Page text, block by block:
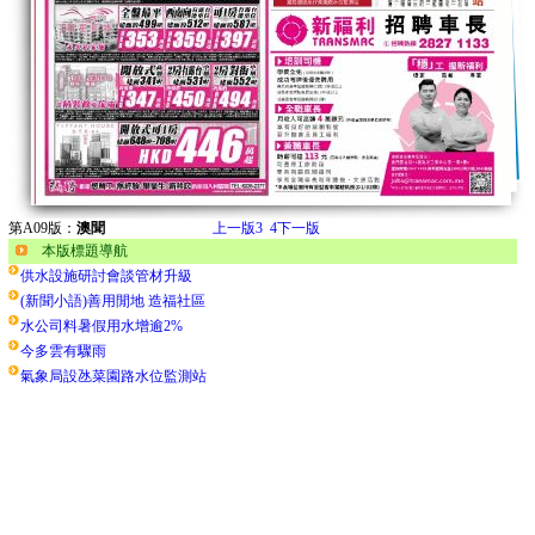
第A09版： 澳聞 上一版3 4下一版
本版標題導航
供水設施研討會談管材升級
(新聞小語)善用閒地 造福社區
水公司料暑假用水增逾2%
今多雲有驟雨
氣象局設氹菜園路水位監測站